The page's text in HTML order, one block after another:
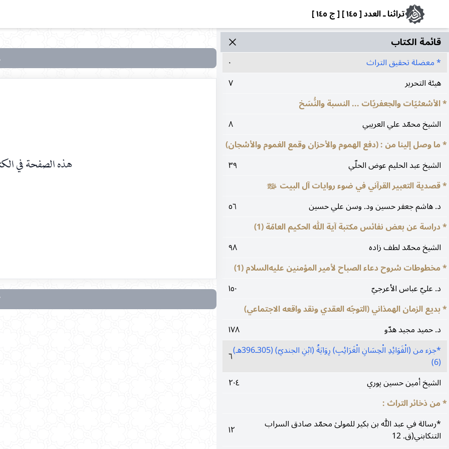
تراثنا ـ العدد [ ١٤٥ ] [ ج ١٤٥ ]
قائمة الکتاب
* معضلة تحقيق التراث
٠
هيئة التحرير
٧
* الأشعثيّات والجعفريّات ... النسبة والنُّسَخ
الشيخ محمّد علي العريبي
٨
* ما وصل إلينا من : (دفع الهموم والأحزان وقمع الغموم والأشجان)
الشيخ عبد الحليم عوض الحلّي
٣٩
* قصدية التعبير القرآني في ضوء روايات آل البيت عليهم‌السلام
د. هاشم جعفر حسين ود. وسن علي حسين
٥٦
* دراسة عن بعض نفائس مكتبة آية الله الحكيم العامّة (1)
الشيخ محمّد لطف زاده
٩٨
* مخطوطات شروح دعاء الصباح لأمير المؤمنين عليه‌السلام (1)
د. عليّ عباس الأعرجيّ
١٥٠
* بديع الزمان الهمذاني (التوجّه العقدي ونقد واقعه الاجتماعي)
د. حميد مجيد هدّو
١٧٨
*جزء من (الْفَوَائِدِ الْحِسَانِ الْغَرَائِبِ) رِوَايَةُ (ابْنِ الجنديّ) (305ـ396هـ)
(6)
٦
الشيخ أمين حسين پوري
٢٠٤
* من ذخائر التراث :
*رسالة في عبد الله بن بكير للمولىٰ محمّد صادق السراب
التنكابني(ق. 12
١٢
البحث
البحث
في
هذه الصفحة في